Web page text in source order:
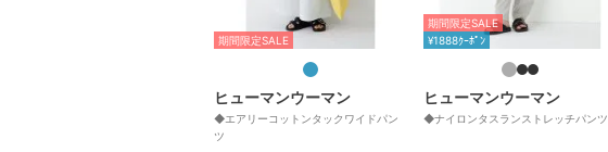
期間限定SALE
ヒューマンウーマン
◆エアリーコットンタックワイドパン
ツ
期間限定SALE
¥1888ｸｰﾎﾟﾝ
ヒューマンウーマン
◆ナイロンタスランストレッチパンツ